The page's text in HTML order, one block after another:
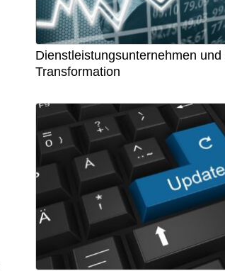
Dienstleistungsunternehmen und
Transformation